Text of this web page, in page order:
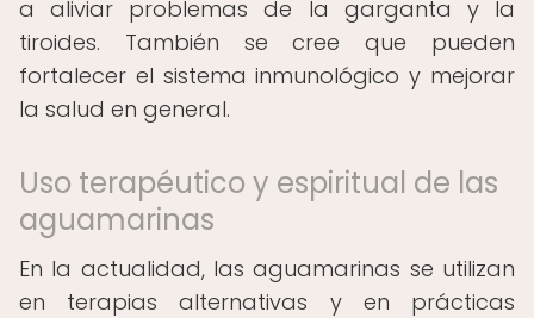
a aliviar problemas de la garganta y la
tiroides. También se cree que pueden
fortalecer el sistema inmunológico y mejorar
la salud en general.
Uso terapéutico y espiritual de las
aguamarinas
En la actualidad, las aguamarinas se utilizan
en terapias alternativas y en prácticas